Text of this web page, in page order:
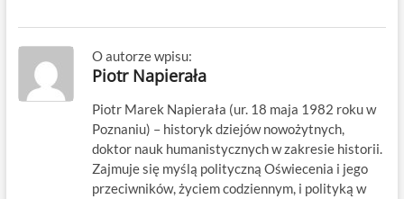
O autorze wpisu:
Piotr Napierała
Piotr Marek Napierała (ur. 18 maja 1982 roku w
Poznaniu) – historyk dziejów nowożytnych,
doktor nauk humanistycznych w zakresie historii.
Zajmuje się myślą polityczną Oświecenia i jego
przeciwników, życiem codziennym, i polityką w